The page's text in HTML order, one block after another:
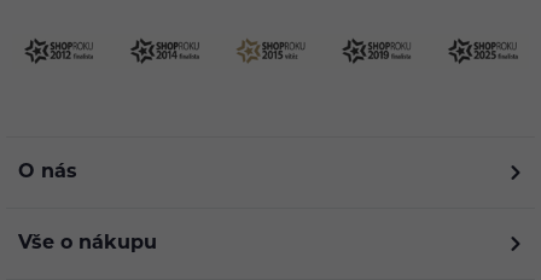
O nás
Vše o nákupu